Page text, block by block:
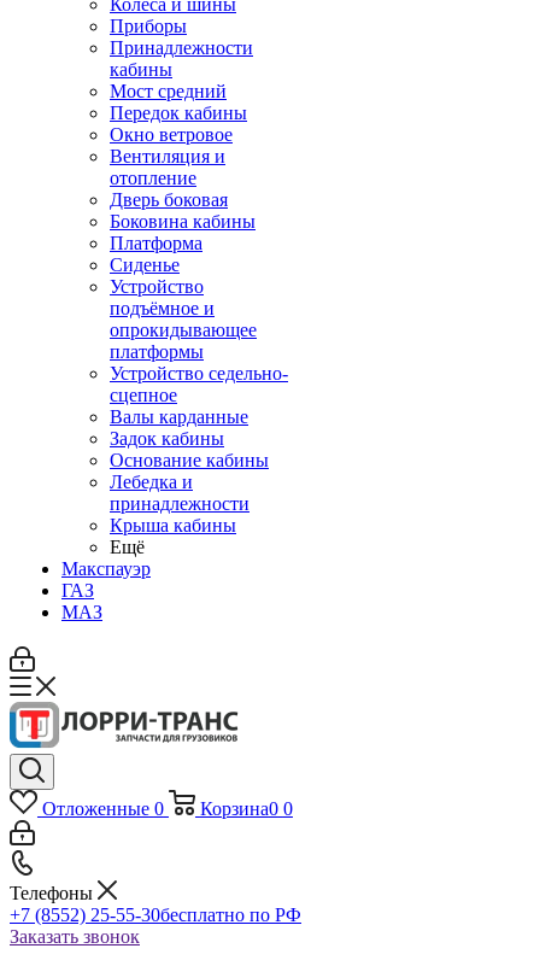
Колёса и шины
Приборы
Принадлежности
кабины
Мост средний
Передок кабины
Окно ветровое
Вентиляция и
отопление
Дверь боковая
Боковина кабины
Платформа
Сиденье
Устройство
подъёмное и
опрокидывающее
платформы
Устройство седельно-
сцепное
Валы карданные
Задок кабины
Основание кабины
Лебедка и
принадлежности
Крыша кабины
Ещё
Макспауэр
ГАЗ
МАЗ
Отложенные 0 Корзина0 0
Телефоны
+7 (8552) 25-55-30бесплатно по РФ
Заказать звонок